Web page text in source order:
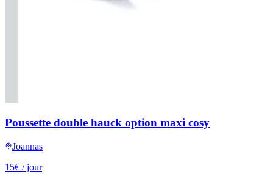
Poussette double hauck option maxi cosy
Joannas
15€ / jour